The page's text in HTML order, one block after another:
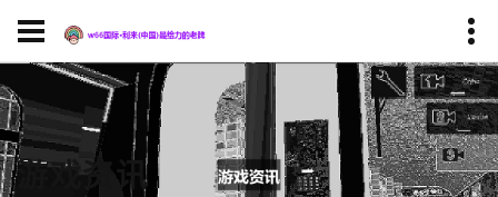
游戏资讯